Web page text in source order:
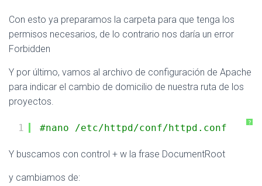
Con esto ya preparamos la carpeta para que tenga los
permisos necesarios, de lo contrario nos daría un error
Forbidden
Y por último, vamos al archivo de configuración de Apache
para indicar el cambio de domicilio de nuestra ruta de los
proyectos.
?
1 #nano /etc/httpd/conf/httpd.conf
Y buscamos con control + w la frase DocumentRoot
y cambiamos de: